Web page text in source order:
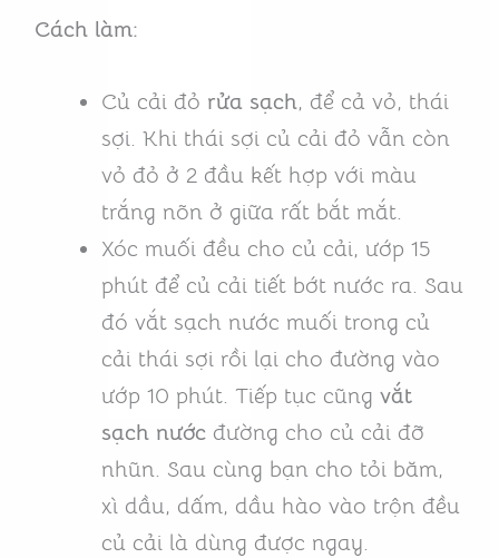
Cách làm:
Củ cải đỏ rửa sạch, để cả vỏ, thái
sợi. Khi thái sợi củ cải đỏ vẫn còn
vỏ đỏ ở 2 đầu kết hợp với màu
trắng nõn ở giữa rất bắt mắt.
Xóc muối đều cho củ cải, ướp 15
phút để củ cải tiết bớt nước ra. Sau
đó vắt sạch nước muối trong củ
cải thái sợi rồi lại cho đường vào
ướp 10 phút. Tiếp tục cũngvắt
sạch nước đường cho củ cải đỡ
nhũn. Sau cùng bạn cho tỏi băm,
xì dầu, dấm, dầu hào vào trộn đều
củ cải là dùng được ngay.